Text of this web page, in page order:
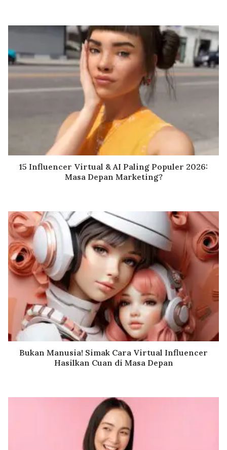
15 Influencer Virtual & AI Paling Populer 2026:
Masa Depan Marketing?
Bukan Manusia! Simak Cara Virtual Influencer
Hasilkan Cuan di Masa Depan